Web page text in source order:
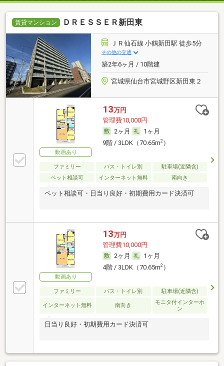
賃貸マンション ＤＲＥＳＳＥＲ新田東
ＪＲ仙石線 小鶴新田駅 徒歩5分
その他の交通
築2年6ヶ月 / 10階建
宮城県仙台市宮城野区新田東２
動画あり
13万円
管理費10,000円
2ヶ月
1ヶ月
9階 / 3LDK（70.65m2）
ファミリー バス・トイレ別
駐車場(近隣含)
ペット相談可
インターネット無料 南向き
ペット相談可・日当り良好・初期費用カード決済可
動画あり
13万円
管理費10,000円
2ヶ月
1ヶ月
4階 / 3LDK（70.65m2）
ファミリー バス・トイレ別 駐車場(近隣含)
インターネット無料 南向き
モニタ付インターホ
ン
日当り良好・初期費用カード決済可